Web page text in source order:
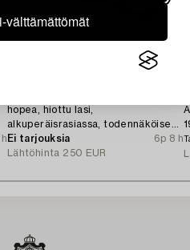
välttämättömät
hopea, hiottu lasi,
alkuperäisrasiassa, todennäköisesti
Norja 1910-luku.
Ei tarjouksia
6p 8 h
Lähtöhinta 250 EUR